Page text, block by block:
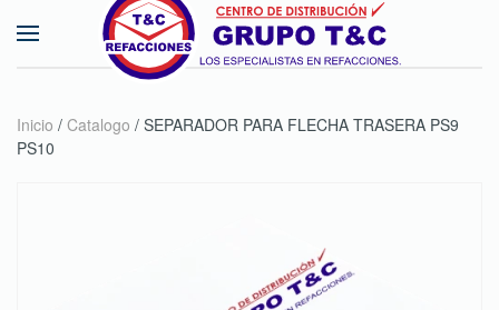
Skip to main content
Inicio / Catalogo / SEPARADOR PARA FLECHA TRASERA PS9
PS10